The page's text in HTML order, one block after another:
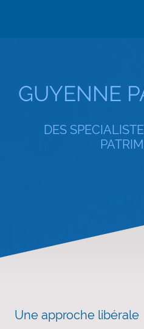
GUYENNE
DES
Une approche libérale